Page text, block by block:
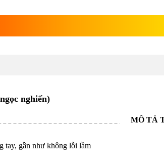
nghiến)
tay, gần như không lỗi lầm